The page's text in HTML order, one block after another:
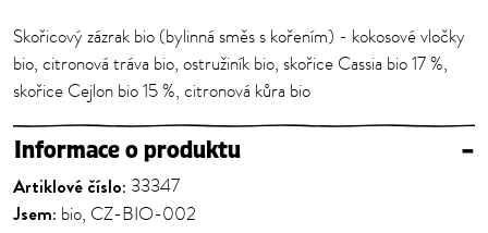
Skořicový zázrak bio (bylinná směs s kořením) - kokosové vločky
bio, citronová tráva bio, ostružiník bio, skořice Cassia bio 17 %,
skořice Cejlon bio 15 %, citronová kůra bio
Informace o produktu –
Artiklové číslo: 33347
Jsem: bio, CZ-BIO-002